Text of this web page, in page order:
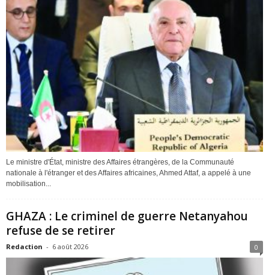
Le ministre d'État, ministre des Affaires étrangères, de la Communauté
nationale à l'étranger et des Affaires africaines, Ahmed Attaf, a appelé à une
mobilisation...
GHAZA : Le criminel de guerre Netanyahou
refuse de se retirer
Redaction - 6 août 2026 0